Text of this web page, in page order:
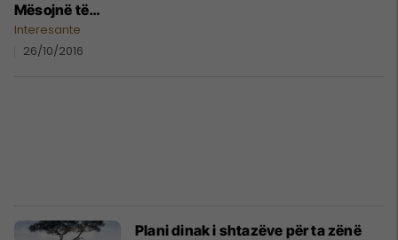
Mësojnë të
rrihen që të
mbrohen nga
Interesante
26/10/2016
Plani dinak i shtazëve për ta zënë